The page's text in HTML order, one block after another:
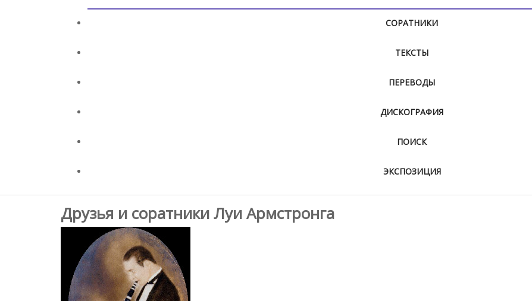
СОРАТНИКИ
ТЕКСТЫ
ПЕРЕВОДЫ
ДИСКОГРАФИЯ
ПОИСК
ЭКСПОЗИЦИЯ
Друзья и соратники Луи Армстронга